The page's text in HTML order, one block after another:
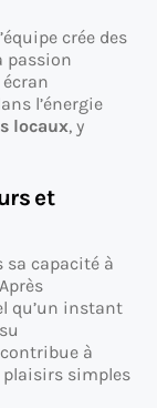
crée des
passion
l’énergie
locaux, y
et
sa capacité à
qu’un instant
à
plaisirs simples